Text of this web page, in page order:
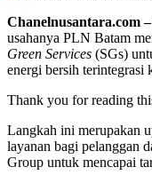
Chanelnusantara.com
usahanya PLN Batam
Green Services (SGs)
energi bersih terintegrasi
Thank you for reading
Langkah ini merupakan
layanan bagi pelanggan
Group untuk mencapai